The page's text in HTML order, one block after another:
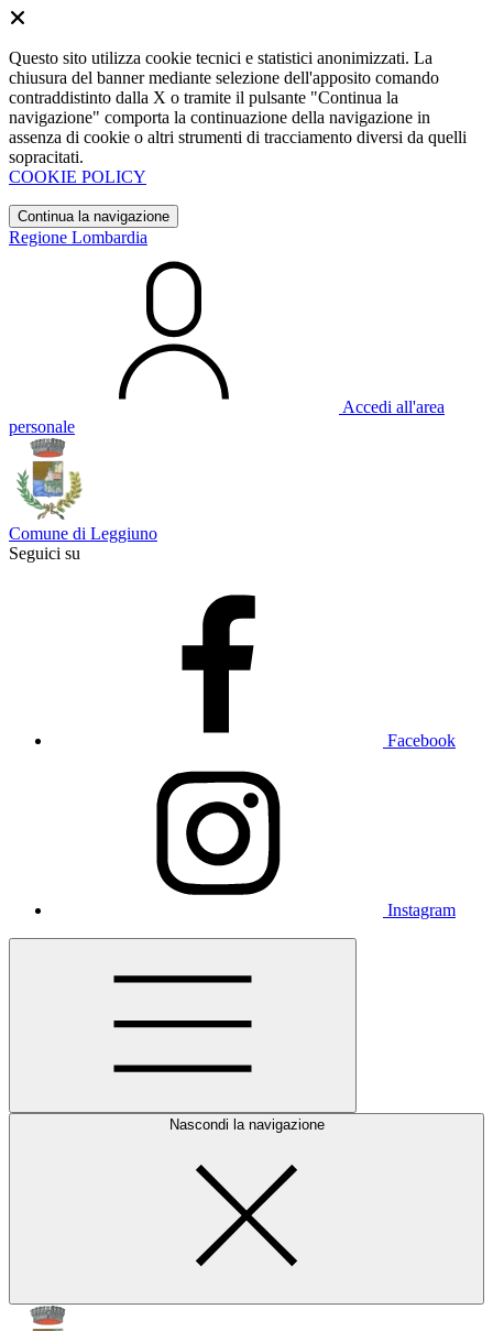
Questo sito utilizza cookie tecnici e statistici anonimizzati. La
chiusura del banner mediante selezione dell'apposito comando
contraddistinto dalla X o tramite il pulsante "Continua la
navigazione" comporta la continuazione della navigazione in
assenza di cookie o altri strumenti di tracciamento diversi da quelli
sopracitati.
COOKIE POLICY
Continua la navigazione
Regione Lombardia
Accedi all'area
personale
Comune di Leggiuno
Seguici su
Facebook
Instagram
Nascondi la navigazione